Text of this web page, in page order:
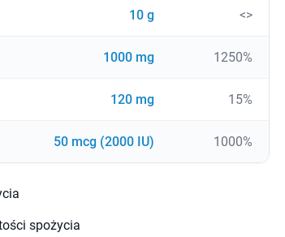
10 g <>
1000 mg 1250%
120 mg 15%
50 mcg (2000 IU) 1000%
spożycia